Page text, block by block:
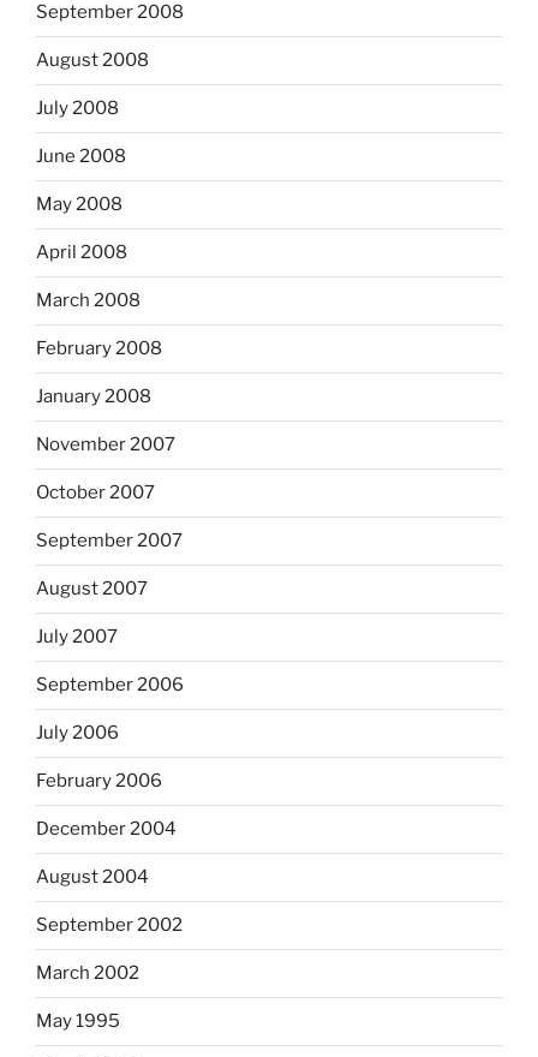
September 2008
August 2008
July 2008
June 2008
May 2008
April 2008
March 2008
February 2008
January 2008
November 2007
October 2007
September 2007
August 2007
July 2007
September 2006
July 2006
February 2006
December 2004
August 2004
September 2002
March 2002
May 1995